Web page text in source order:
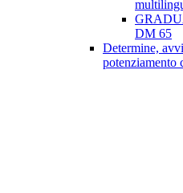
DM 65
Determine,
potenziamento